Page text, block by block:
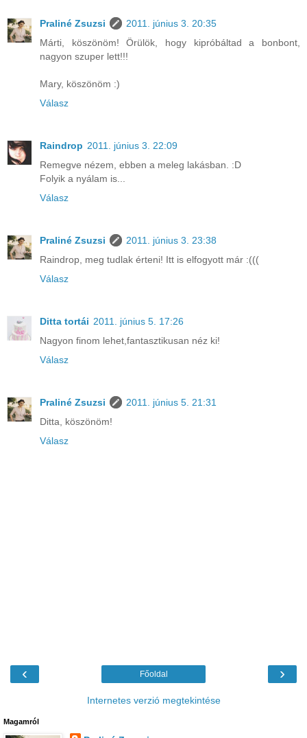
Praliné Zsuzsi
2011. június 3. 20:35
Márti, köszönöm! Örülök, hogy kipróbáltad a bonbont,
nagyon szuper lett!!!
Mary, köszönöm :)
Válasz
Raindrop 2011. június 3. 22:09
Remegve nézem, ebben a meleg lakásban. :D
Folyik a nyálam is...
Válasz
Praliné Zsuzsi
2011. június 3. 23:38
Raindrop, meg tudlak érteni! Itt is elfogyott már :(((
Válasz
Ditta tortái 2011. június 5. 17:26
Nagyon finom lehet,fantasztikusan néz ki!
Válasz
Praliné Zsuzsi
2011. június 5. 21:31
Ditta, köszönöm!
Válasz
‹ ›
Főoldal
Internetes verzió megtekintése
Magamról